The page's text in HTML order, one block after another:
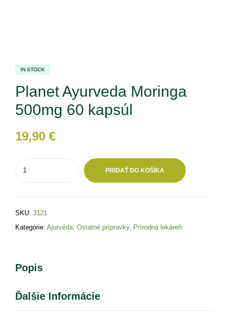
IN STOCK
Planet Ayurveda Moringa
500mg 60 kapsúl
19,90 €
PRIDAŤ DO KOŠÍKA
SKU: 3121
Kategórie: Ajurvéda Ostatné prípravky, Prírodná lekáreň
Popis
Ďalšie Informácie